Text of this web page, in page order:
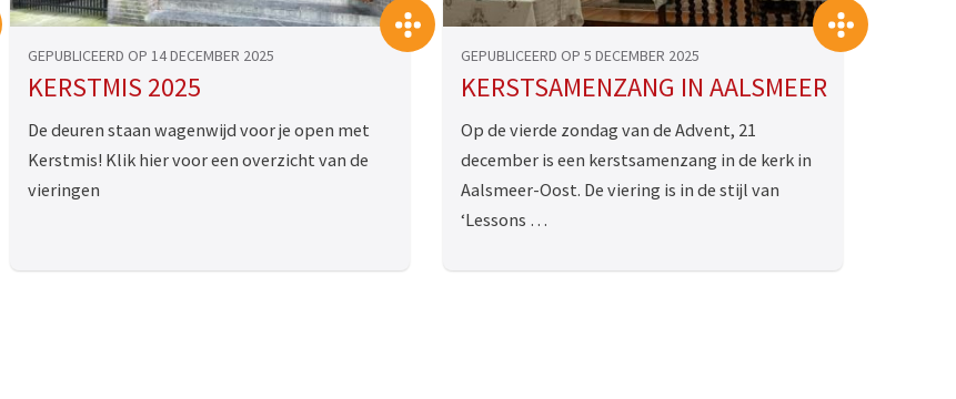
>>
GEPUBLICEERD OP 14 DECEMBER 2025
KERSTMIS 2025
De deuren staan wagenwijd voor je open met
Kerstmis! Klik hier voor een overzicht van de
vieringen
>>
GEPUBLICEERD OP 5 DECEMBER 2025
KERSTSAMENZANG IN AALSMEER
Op de vierde zondag van de Advent, 21
december is een kerstsamenzang in de kerk in
Aalsmeer-Oost. De viering is in de stijl van
‘Lessons …
>>